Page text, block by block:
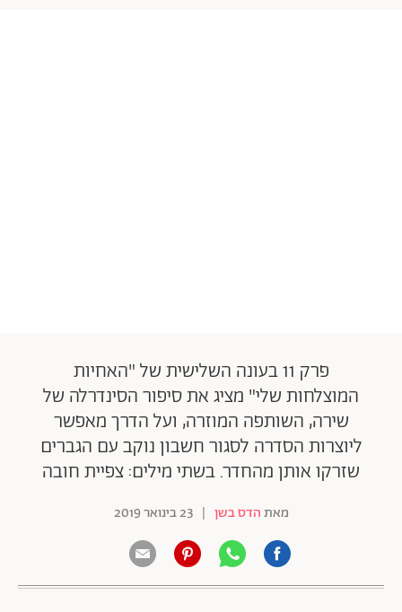
פרק 11 בעונה השלישית של "האחיות
המוצלחות שלי" מציג את סיפור הסינדרלה של
שירה, השותפה המוזרה, ועל הדרך מאפשר
ליוצרות הסדרה לסגור חשבון נוקב עם הגברים
שזרקו אותן מהחדר. בשתי מילים: צפיית חובה
מאתהדס בשן | 23 בינואר 2019